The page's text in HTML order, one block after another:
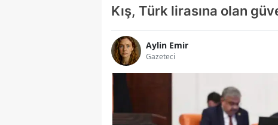
Kış, Türk lirasına olan
Aylin Emir
Gazeteci